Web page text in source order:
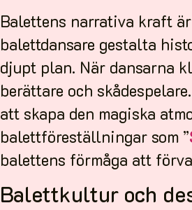
Balettens narrativa kraft är
balettdansare gestalta
djupt plan. När dansarna
berättare och
att skapa den magiska
balettföreställningar som ”
balettens förmåga att
Balettkultur och